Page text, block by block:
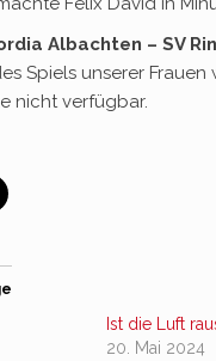
Albachten – SV
Spiels unserer Frauen
nicht verfügbar.
Ist die Luft
20. Mai 2024